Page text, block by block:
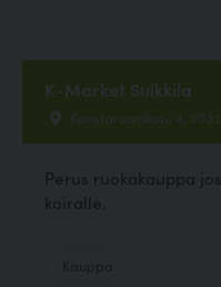
K-Market Suikkila
Konstanzankatu 4,
Perus ruokakauppa
koiralle.